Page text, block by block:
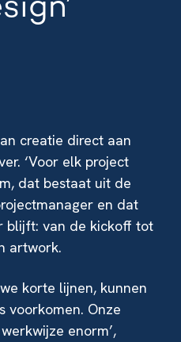
creatie direct aan
‘Voor elk project
dat bestaat uit de
en dat
blijft: van de kickoff tot
artwork.
korte lijnen, kunnen
voorkomen. Onze
enorm’,